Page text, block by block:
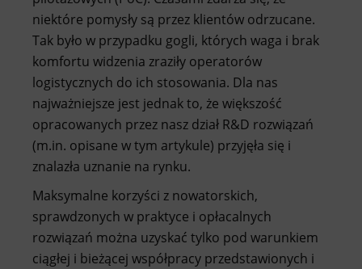
niektóre pomysły są przez klientów odrzucane.
Tak było w przypadku gogli, których waga i brak
komfortu widzenia zraziły operatorów
logistycznych do ich stosowania. Dla nas
najważniejsze jest jednak to, że większość
opracowanych przez nasz dział R&D rozwiązań
(m.in. opisane w tym artykule) przyjęła się i
znalazła uznanie na rynku.
Maksymalne korzyści z nowatorskich,
sprawdzonych w praktyce i opłacalnych
rozwiązań można uzyskać tylko pod warunkiem
ciągłej i bieżącej współpracy przedstawionych i